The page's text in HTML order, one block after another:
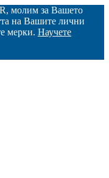
молим за Вашето
на Вашите лични
мерки. Научете